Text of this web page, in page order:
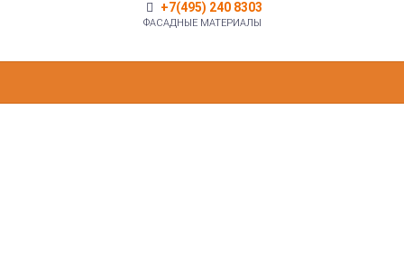
+7(495) 240 8303
ФАСАДНЫЕ МАТЕРИАЛЫ